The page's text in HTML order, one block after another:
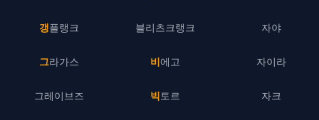
갱플랭크
그라가스
그레이브즈
블리츠크랭크
비에고
빅토르
자야
자이라
자크